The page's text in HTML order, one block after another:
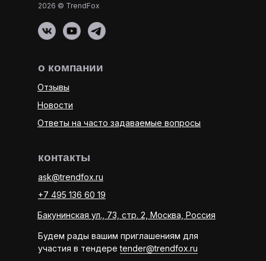
2026 © TrendFox
контакты
о компании
Будем рады вашим приглашениям для
участия в тендереtender@trendfox.ru
Бакунинская ул., 73, стр. 2, Москва, Россия
+7 495 136 60 19
ask@trendfox.ru
Ответы на часто задаваемые вопросы
Новости
Отзывы